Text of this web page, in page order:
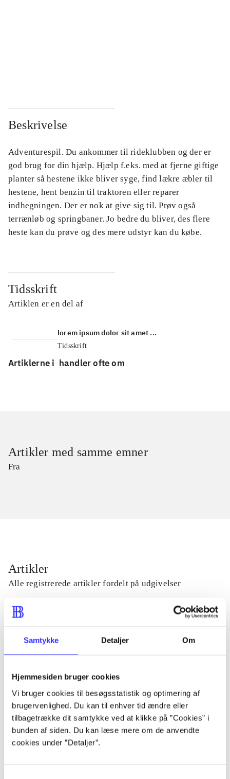
Samtykke Detaljer Om
Hjemmesiden bruger cookies
Vi bruger cookies til besøgsstatistik og optimering af
brugervenlighed. Du kan til enhver tid ændre eller
tilbagetrække dit samtykke ved at klikke på ”Cookies” i
bunden af siden. Du kan læse mere om de anvendte
cookies under ”Detaljer”.
Beskrivelse
Adventurespil. Du ankommer til rideklubben og der er
god brug for din hjælp. Hjælp f.eks. med at fjerne giftige
planter så hestene ikke bliver syge, find lækre æbler til
hestene, hent benzin til traktoren eller reparer
indhegningen. Der er nok at give sig til. Prøv også
terrænløb og springbaner. Jo bedre du bliver, des flere
heste kan du prøve og des mere udstyr kan du købe.
Tidsskrift
Artiklen er en del af
lorem ipsum dolor sit amet ...
Tidsskrift
Artiklerne i handler ofte om
Artikler med samme emner
Fra
Artikler
Alle registrerede artikler fordelt på udgivelser
...
...
...